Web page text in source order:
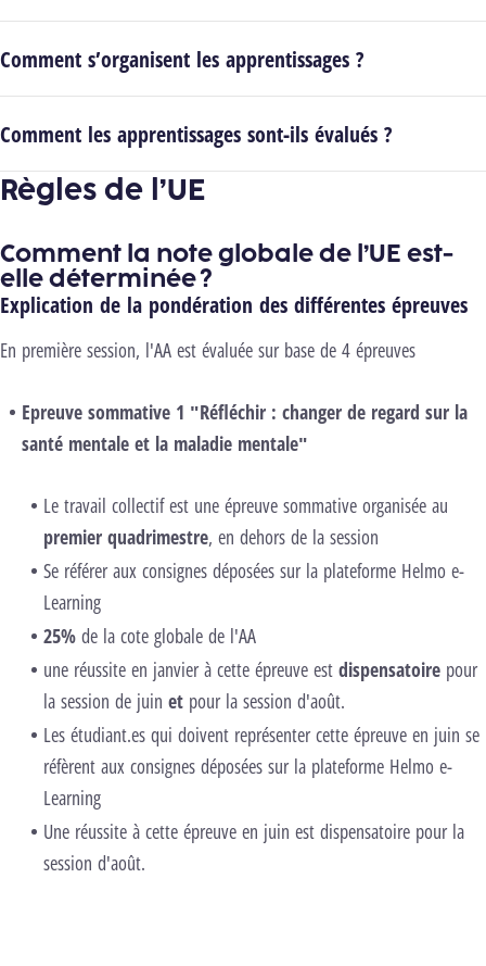
Comment s’organisent les apprentissages ?
Comment les apprentissages sont-ils évalués ?
Règles de l’UE
Comment la note globale de l’UE est-
elle déterminée ?
Explication de la pondération des différentes épreuves
En première session, l'AA est évaluée sur base de 4 épreuves
Epreuve sommative 1 "Réfléchir : changer de regard sur la
santé mentale et la maladie mentale"
Le travail collectif est une épreuve sommative organisée au
premier quadrimestre, en dehors de la session
Se référer aux consignes déposées sur la plateforme Helmo e-
Learning
25% de la cote globale de l'AA
une réussite en janvier à cette épreuve est dispensatoire pour
la session de juin et pour la session d'août.
Les étudiant.es qui doivent représenter cette épreuve en juin se
réfèrent aux consignes déposées sur la plateforme Helmo e-
Learning
Une réussite à cette épreuve en juin est dispensatoire pour la
session d'août.